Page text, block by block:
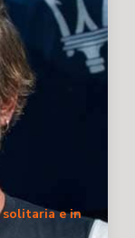
solitaria e in